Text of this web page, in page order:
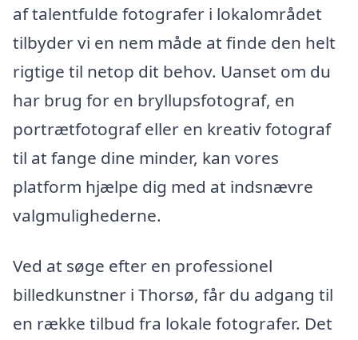
af talentfulde fotografer i lokalområdet
tilbyder vi en nem måde at finde den helt
rigtige til netop dit behov. Uanset om du
har brug for en bryllupsfotograf, en
portrætfotograf eller en kreativ fotograf
til at fange dine minder, kan vores
platform hjælpe dig med at indsnævre
valgmulighederne.
Ved at søge efter en professionel
billedkunstner i Thorsø, får du adgang til
en række tilbud fra lokale fotografer. Det